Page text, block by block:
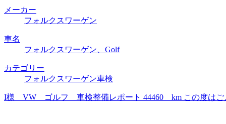
メーカー
フォルクスワーゲン
車名
フォルクスワーゲン、Golf
カテゴリー
フォルクスワーゲン車検
I様 VW ゴルフ 車検整備レポート 44460 km この度はご